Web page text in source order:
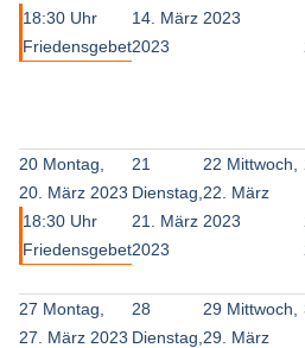
18:30 Uhr
Friedensgebet
14. März
2023
2023
20 Montag,
20. März 2023
18:30 Uhr
Friedensgebet
21
Dienstag,
21. März
2023
22 Mittwoch,
22. März
2023
27 Montag,
27. März 2023
28
Dienstag,
29 Mittwoch,
29. März